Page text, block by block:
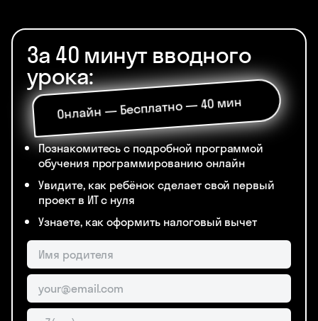
За 40 минут вводного
урока:
Онлайн — Бесплатно — 40 мин
Познакомитесь с подробной программой
обучения программированию онлайн
Увидите, как ребёнок сделает свой первый
проект в ИТ с нуля
Узнаете, как оформить налоговый вычет